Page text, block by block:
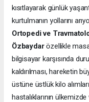
kısıtlayarak günlük
kurtulmanın yollarını
Ortopedi ve
Özbaydarözellikle
bilgisayar karşısında
kaldırılması, hareketin
üstüne üstlük kilo
hastalıklarının